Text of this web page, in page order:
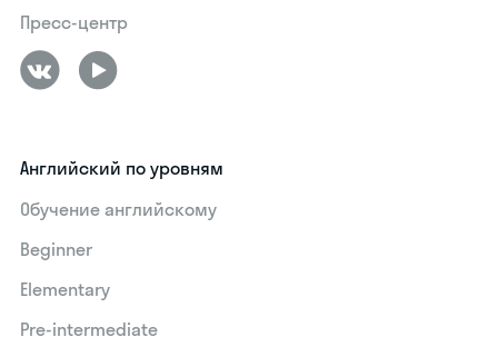
Пресс-центр
Английский по уровням
Обучение английскому
Beginner
Elementary
Pre-intermediate